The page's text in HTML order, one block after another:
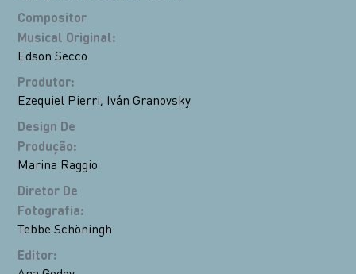
Compositor
Musical Original:
Edson Secco
Produtor:
Ezequiel Pierri, Iván Granovsky
Design De
Produção:
Marina Raggio
Diretor De
Fotografia:
Tebbe Schöningh
Editor: